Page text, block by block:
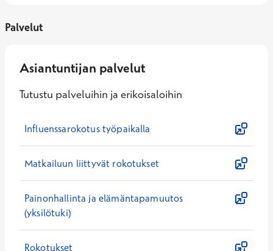
Palvelut
Asiantuntijan palvelut
Tutustu palveluihin ja erikoisaloihin
Influenssarokotus työpaikalla
Matkailuun liittyvät rokotukset
Painonhallinta ja elämäntapamuutos
(yksilötuki)
Rokotukset